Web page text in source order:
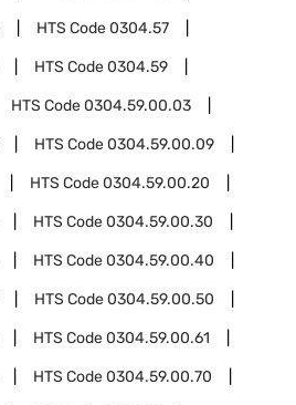
HTS Code0304.57
HTS Code0304.59
HTS Code0304.59.00.03
HTS Code0304.59.00.09
HTS Code0304.59.00.20
HTS Code0304.59.00.30
HTS Code0304.59.00.40
HTS Code0304.59.00.50
HTS Code0304.59.00.61
HTS Code0304.59.00.70